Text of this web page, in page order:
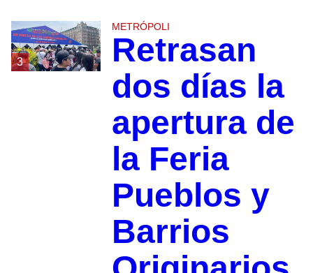
3
METRÓPOLI
Retrasan
dos días la
apertura de
la Feria
Pueblos y
Barrios